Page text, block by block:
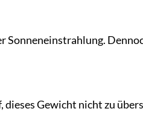
Sonneneinstrahlung.
Gewicht nicht zu